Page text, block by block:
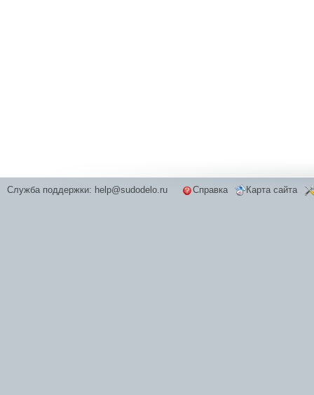
Служба поддержки: help@sudodelo.ru Справка Карта сайта